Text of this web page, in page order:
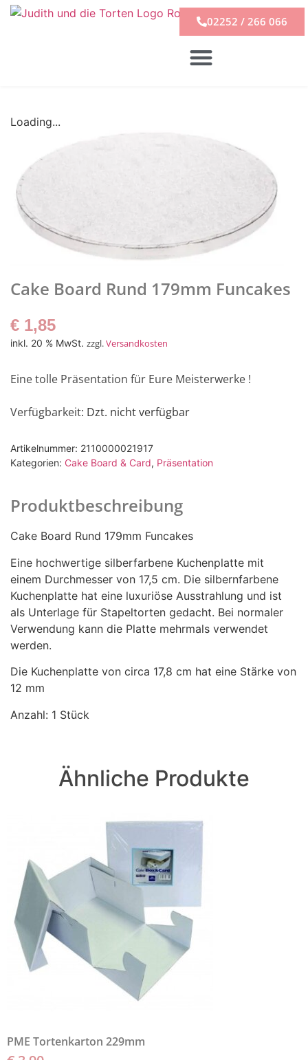
02252 / 266 066
Loading...
Cake Board Rund 179mm Funcakes
€ 1,85
inkl. 20 % MwSt. zzgl.Versandkosten
Eine tolle Präsentation für Eure Meisterwerke !
Verfügbarkeit: Dzt. nicht verfügbar
Artikelnummer: 2110000021917
Kategorien: Cake Board & Card, Präsentation
Produktbeschreibung
Cake Board Rund 179mm Funcakes
Eine hochwertige silberfarbene Kuchenplatte mit
einem Durchmesser von 17,5 cm. Die silbernfarbene
Kuchenplatte hat eine luxuriöse Ausstrahlung und ist
als Unterlage für Stapeltorten gedacht. Bei normaler
Verwendung kann die Platte mehrmals verwendet
werden.
Die Kuchenplatte von circa 17,8 cm hat eine Stärke von
12 mm
Anzahl: 1 Stück
Ähnliche Produkte
PME Tortenkarton 229mm